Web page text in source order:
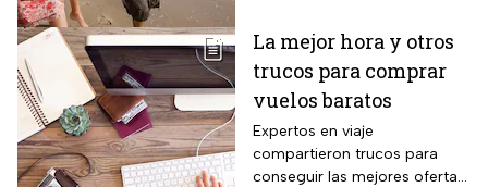
La mejor hora y otros
trucos para comprar
vuelos baratos
Expertos en viaje
compartieron trucos para
conseguir las mejores ofertas